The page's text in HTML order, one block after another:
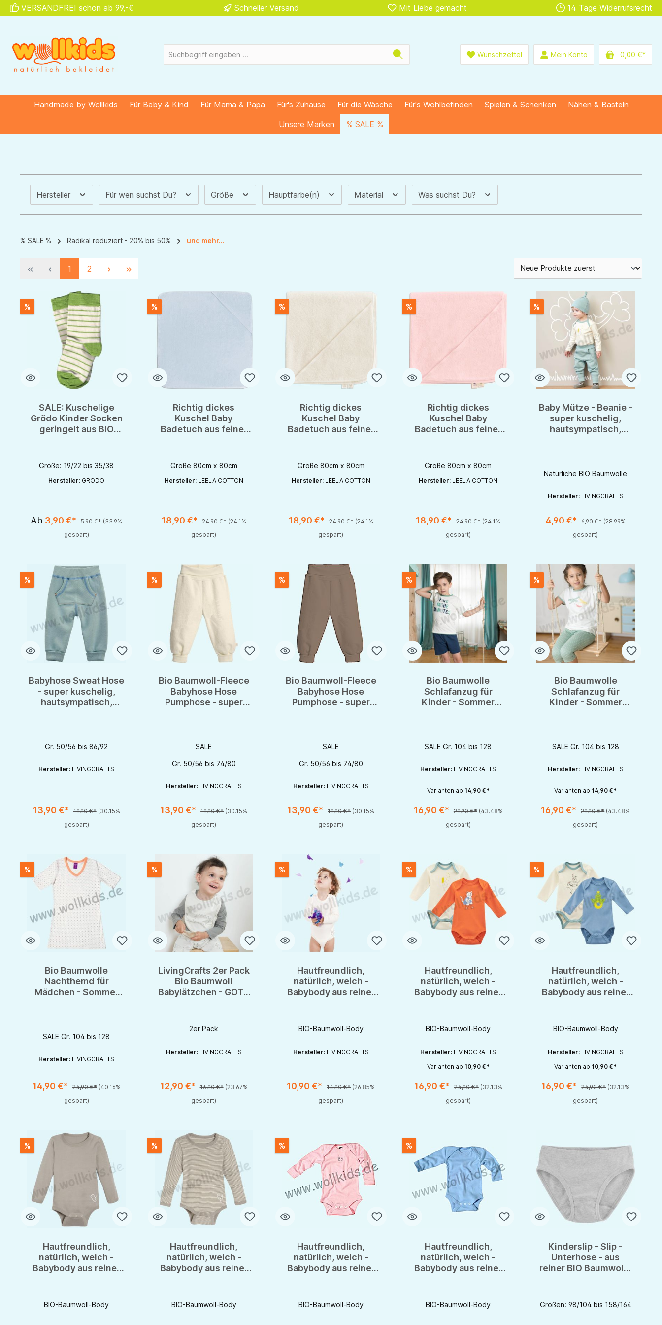
Zur Hauptnavigation springen
VERSANDFREI schon ab 99,-€ Schneller Versand Mit Liebe gemacht 14 Tage Widerrufsrecht
Wunschzettel Mein Konto 0,00 €*
Handmade by Wollkids Für Baby & Kind Für Mama & Papa Für's Zuhause Für die Wäsche Für's Wohlbefinden Spielen & Schenken
Nähen & Basteln
Unsere Marken
% SALE %
Hersteller Für wen suchst Du? Größe Hauptfarbe(n) Material Was suchst Du?
% SALE % Radikal reduziert - 20% bis 50% und mehr...
1 2
%
SALE: Kuschelige
Grödo Kinder Socken
geringelt aus BIO
Größe: 19/22 bis 35/38
Hersteller: GRÖDO
Ab 3,90 €* 5,90 €* (33.9%
gespart)
%
Richtig dickes
Kuschel Baby
Badetuch aus feiner
Größe 80cm x 80cm
Hersteller: LEELA COTTON
18,90 €* 24,90 €* (24.1%
gespart)
%
Richtig dickes
Kuschel Baby
Badetuch aus feiner
Größe 80cm x 80cm
Hersteller: LEELA COTTON
18,90 €* 24,90 €* (24.1%
gespart)
Produkt Anzahl: Gib den gewünschten Wert ein oder benutze die Schaltflächen um die Anzahl zu erhöhen oder zu reduzieren.
%
Richtig dickes
Kuschel Baby
Badetuch aus feiner
Größe 80cm x 80cm
Hersteller: LEELA COTTON
18,90 €* 24,90 €* (24.1%
gespart)
Produkt Anzahl: Gib den gewünschten Wert ein oder benutze die Schaltflächen
%
Baby Mütze - Beanie -
super kuschelig,
hautsympatisch,
Natürliche BIO Baumwolle
Hersteller: LIVINGCRAFTS
4,90 €* 6,90 €* (28.99%
gespart)
%
Babyhose Sweat Hose
- super kuschelig,
hautsympatisch,
Gr. 50/56 bis 86/92
Hersteller: LIVINGCRAFTS
13,90 €* 19,90 €* (30.15%
gespart)
%
Bio Baumwoll-Fleece
Babyhose Hose
Pumphose - super
SALE
Gr. 50/56 bis 74/80
Hersteller: LIVINGCRAFTS
13,90 €* 19,90 €* (30.15%
gespart)
Produkt Anzahl: Gib den gewünschten Wert ein oder benutze die Schaltflächen um die Anzahl zu erhöhen oder zu reduzieren.
%
Bio Baumwoll-Fleece
Babyhose Hose
Pumphose - super
SALE
Gr. 50/56 bis 74/80
Hersteller: LIVINGCRAFTS
13,90 €* 19,90 €* (30.15%
gespart)
Produkt Anzahl: Gib den gewünschten Wert ein oder benutze die Schaltflächen um die Anzahl zu erhöhen oder zu reduzieren.
%
Bio Baumwolle
Schlafanzug für
Kinder - Sommer
SALE Gr. 104 bis 128
Hersteller: LIVINGCRAFTS
Varianten ab 14,90 €*
16,90 €* 29,90 €* (43.48%
gespart)
Produkt Anzahl: Gib den gewünschten Wert ein oder benutze die Schaltflächen um
%
Bio Baumwolle
Schlafanzug für
Kinder - Sommer
SALE Gr. 104 bis 128
Hersteller: LIVINGCRAFTS
Varianten ab 14,90 €*
16,90 €* 29,90 €* (43.48%
gespart)
Produkt Anzahl: Gib den gewünschten
%
Bio Baumwolle
Nachthemd für
Mädchen - Sommer
SALE Gr. 104 bis 128
Hersteller: LIVINGCRAFTS
14,90 €* 24,90 €* (40.16%
gespart)
Produkt Anzahl: Gib den gewünschten Wert ein oder benutze die Schaltflächen um die Anzahl zu erhöhen oder zu reduzieren.
%
LivingCrafts 2er Pack
Bio Baumwoll
Babylätzchen - GOTS
2er Pack
Hersteller: LIVINGCRAFTS
12,90 €* 16,90 €* (23.67%
gespart)
Produkt Anzahl: Gib den gewünschten Wert ein oder benutze die Schaltflächen um die Anzahl zu erhöhen oder zu reduzieren.
%
Hautfreundlich,
natürlich, weich -
Babybody aus reiner
BIO-Baumwoll-Body
Hersteller: LIVINGCRAFTS
10,90 €* 14,90 €* (26.85%
gespart)
Produkt Anzahl: Gib den gewünschten Wert ein oder benutze die Schaltflächen um die Anzahl zu erhöhen oder zu reduzieren.
%
Hautfreundlich,
natürlich, weich -
Babybody aus reiner
BIO-Baumwoll-Body
Hersteller: LIVINGCRAFTS
Varianten ab 10,90 €*
16,90 €* 24,90 €* (32.13%
gespart)
Produkt Anzahl: Gib den gewünschten Wert ein oder benutze die Schaltflächen
%
Hautfreundlich,
natürlich, weich -
Babybody aus reiner
BIO-Baumwoll-Body
Hersteller: LIVINGCRAFTS
Varianten ab 10,90 €*
16,90 €* 24,90 €* (32.13%
gespart)
Produkt Anzahl: Gib den
%
Hautfreundlich,
natürlich, weich -
Babybody aus reiner
BIO-Baumwoll-Body
%
Hautfreundlich,
natürlich, weich -
Babybody aus reiner
BIO-Baumwoll-Body
%
Hautfreundlich,
natürlich, weich -
Babybody aus reiner
BIO-Baumwoll-Body
%
Hautfreundlich,
natürlich, weich -
Babybody aus reiner
BIO-Baumwoll-Body
Kinderslip - Slip -
Unterhose - aus
reiner BIO Baumwolle
Größen: 98/104 bis 158/164